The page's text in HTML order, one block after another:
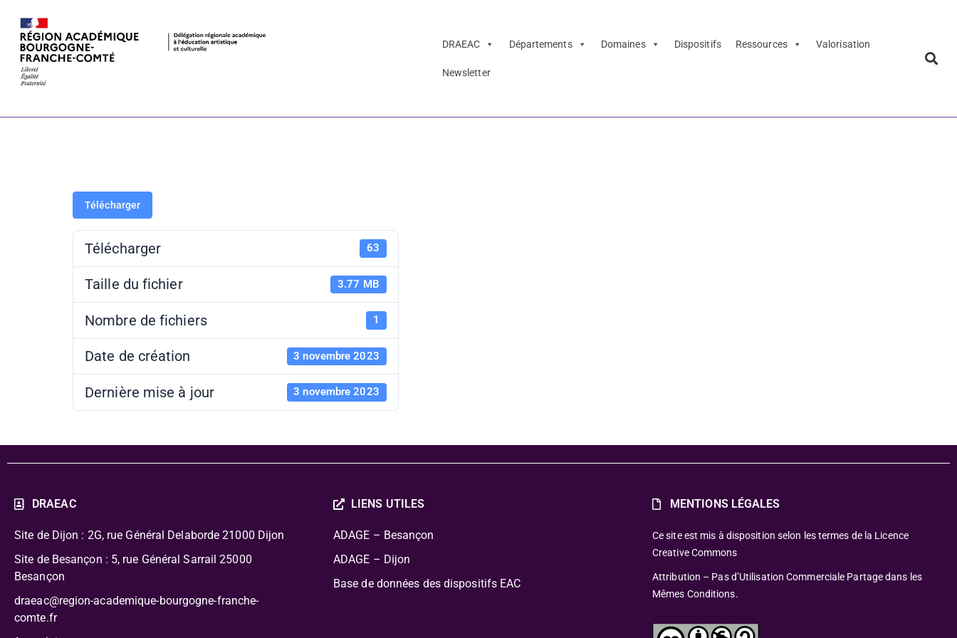
DRAEAC Départements Domaines Dispositifs Ressources Valorisation
Newsletter
Lettres séquanes – dossier pédagogique
Télécharger
Télécharger 63
Taille du fichier 3.77 MB
Nombre de fichiers 1
Date de création 3 novembre 2023
Dernière mise à jour 3 novembre 2023
DRAEAC
Site de Dijon : 2G, rue Général Delaborde 21000 Dijon
Site de Besançon : 5, rue Général Sarrail 25000
Besançon
draeac@region-academique-bourgogne-franche-
comte.fr
LIENS UTILES
ADAGE – Besançon
ADAGE – Dijon
Base de données des dispositifs EAC
MENTIONS LÉGALES
Ce site est mis à disposition selon les termes de la Licence
Creative Commons
Attribution – Pas d’Utilisation Commerciale Partage dans les
Mêmes Conditions.